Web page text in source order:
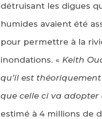
détruisant les digues
humides avaient été
pour permettre à la
inondations. « Keith
qu’il est
que celle ci va
estimé à 4 millions de